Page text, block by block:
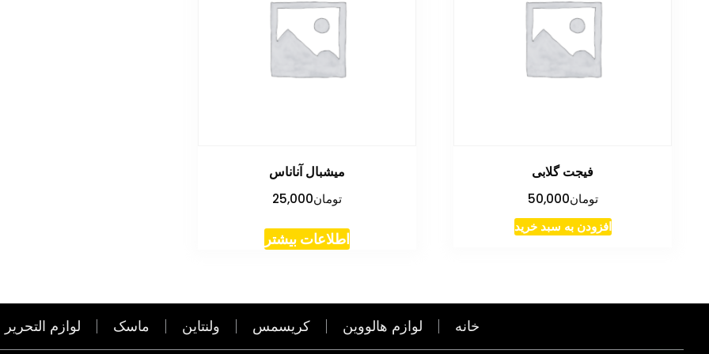
فیجت گلابی
تومان50,000
افزودن به سبد خرید
میشبال آناناس
تومان25,000
اطلاعات بیشتر
خانه لوازم هالووین کریسمس ولنتاین ماسک لوازم التحریر